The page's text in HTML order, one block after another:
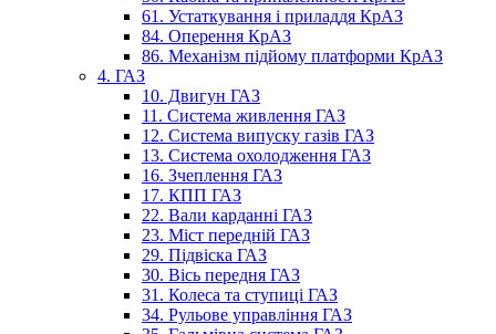
61. Устаткування і приладдя КрАЗ
84. Оперення КрАЗ
86. Механізм підйому платформи КрАЗ
4. ГАЗ
10. Двигун ГАЗ
11. Система живлення ГАЗ
12. Система випуску газів ГАЗ
13. Система охолодження ГАЗ
16. Зчеплення ГАЗ
17. КПП ГАЗ
22. Вали карданні ГАЗ
23. Міст передній ГАЗ
29. Підвіска ГАЗ
30. Вісь передня ГАЗ
31. Колеса та ступиці ГАЗ
34. Рульове управління ГАЗ